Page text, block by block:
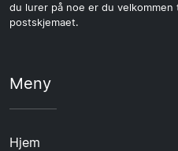
du lurer på noe er du
postskjemaet.
Meny
Hjem